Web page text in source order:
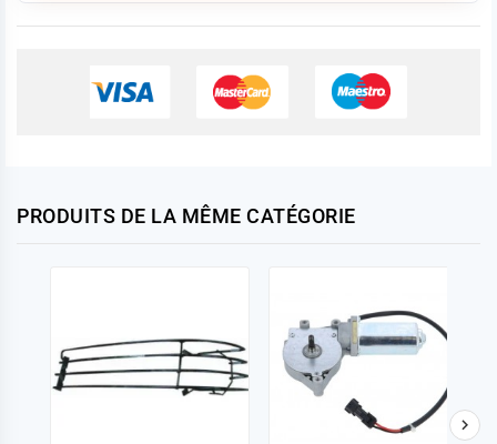
PRODUITS DE LA MÊME CATÉGORIE
